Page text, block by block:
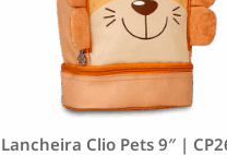
Lancheira Clio Pets 9″ |